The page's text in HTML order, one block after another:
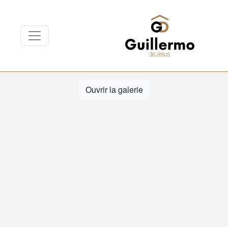
Ouvrir la galerie